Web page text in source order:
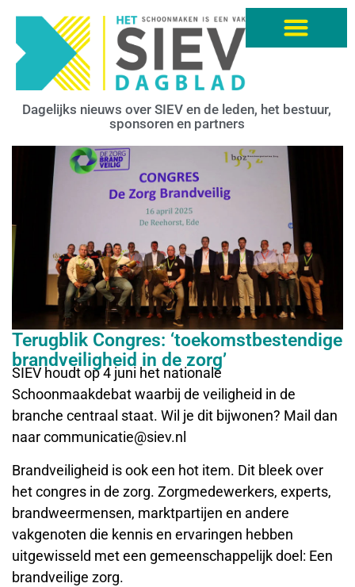
Dagelijks nieuws over SIEV en de leden, het bestuur,
sponsoren en partners
Terugblik Congres: ‘toekomstbestendige
brandveiligheid in de zorg’
SIEV houdt op 4 juni het nationale
Schoonmaakdebat waarbij de veiligheid in de
branche centraal staat. Wil je dit bijwonen? Mail dan
naar communicatie@siev.nl
Brandveiligheid is ook een hot item. Dit bleek over
het congres in de zorg. Zorgmedewerkers, experts,
brandweermensen, marktpartijen en andere
vakgenoten die kennis en ervaringen hebben
uitgewisseld met een gemeenschappelijk doel: Een
brandveilige zorg.